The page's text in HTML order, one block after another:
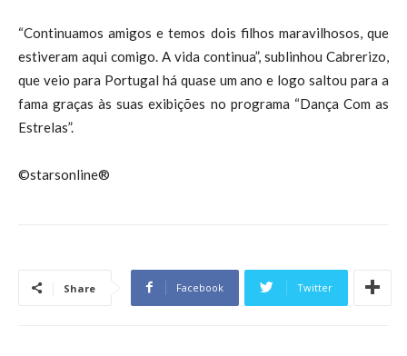
“Continuamos amigos e temos dois filhos maravilhosos, que
estiveram aqui comigo. A vida continua”, sublinhou Cabrerizo,
que veio para Portugal há quase um ano e logo saltou para a
fama graças às suas exibições no programa “Dança Com as
Estrelas”.
©starsonline®
Share Facebook Twitter